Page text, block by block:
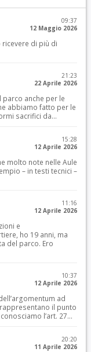
09:37
12 Maggio 2026
di più di
21:23
22 Aprile 2026
parco anche per le
abbiamo fatto per le
sacrifici da...
15:28
12 Aprile 2026
molto note nelle Aule
– in testi tecnici –
11:16
12 Aprile 2026
e
ho 19 anni, ma
del parco. Ero
10:37
12 Aprile 2026
ad
il punto
l’art. 27...
20:20
11 Aprile 2026